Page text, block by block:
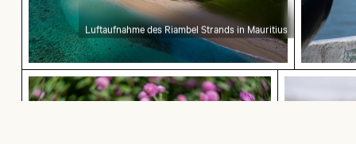
Luftaufnahme des Riambel Strands in Mauritius
Schwalbenschwanz auf rosa KleeblüteMit Frost